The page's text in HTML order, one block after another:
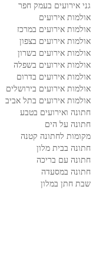
גני אירועים בעמק חפר
אולמות אירועים
אולמות אירועים במרכז
אולמות אירועים בצפון
אולמות אירועים בשרון
אולמות אירועים בשפלה
אולמות אירועים בדרום
אולמות אירועים בירושלים
אולמות אירועים בתל אביב
חתונה ואירועים בטבע
חתונה על הים
מקומות לחתונה קטנה
חתונה בבית מלון
חתונה עם בריכה
חתונה במסעדה
שבת חתן במלון